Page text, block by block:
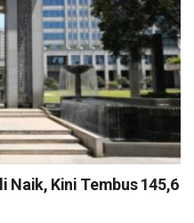
Naik, Kini Tembus 145,6